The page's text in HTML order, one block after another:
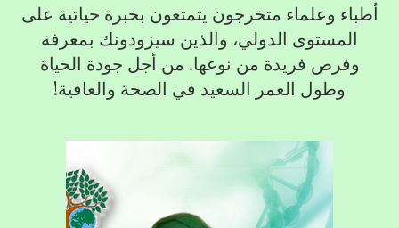
أطباء وعلماء متخرجون يتمتعون بخبرة حياتية على
المستوى الدولي، والذين سيزودونك بمعرفة
وفرص فريدة من نوعها. من أجل جودة الحياة
وطول العمر السعيد في الصحة والعافية!